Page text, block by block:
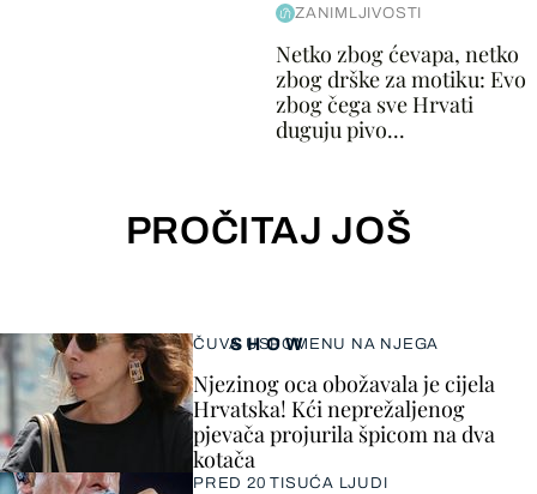
ZANIMLJIVOSTI
Netko zbog ćevapa, netko
zbog drške za motiku: Evo
zbog čega sve Hrvati
duguju pivo...
PROČITAJ JOŠ
SHOW
ČUVA USPOMENU NA NJEGA
Njezinog oca obožavala je cijela
Hrvatska! Kći neprežaljenog
pjevača projurila špicom na dva
kotača
PRED 20 TISUĆA LJUDI